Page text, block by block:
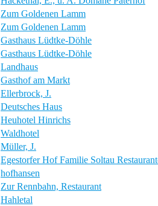
Zum Goldenen Lamm
Zum Goldenen Lamm
Gasthaus Lüdtke-Döhle
Gasthaus Lüdtke-Döhle
Landhaus
Gasthof am Markt
Ellerbrock, J.
Deutsches Haus
Heuhotel Hinrichs
Waldhotel
Müller, J.
Egestorfer Hof Familie Soltau
hofhansen
Zur Rennbahn, Restaurant
Hahletal